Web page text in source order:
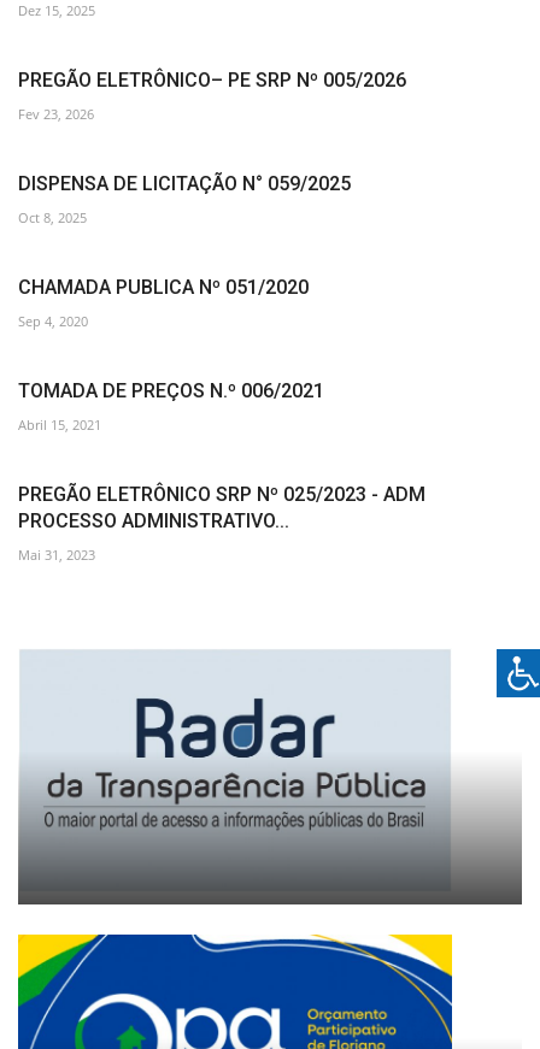
Dez 15, 2025
PREGÃO ELETRÔNICO– PE SRP Nº 005/2026
Fev 23, 2026
DISPENSA DE LICITAÇÃO N° 059/2025
Oct 8, 2025
CHAMADA PUBLICA Nº 051/2020
Sep 4, 2020
TOMADA DE PREÇOS N.º 006/2021
Abril 15, 2021
PREGÃO ELETRÔNICO SRP Nº 025/2023 - ADM
PROCESSO ADMINISTRATIVO...
Mai 31, 2023